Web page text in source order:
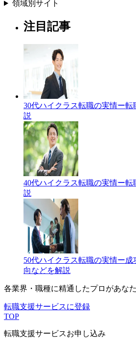
領域別サイト
注目記事
30代ハイクラス転職の実情ー
説
40代ハイクラス転職の実情ー
説
50代ハイクラス転職の実情ー
向などを解説
各業界・職種に精通したプロがあな
転職支援サービスに登録
TOP
転職支援サービスお申し込み